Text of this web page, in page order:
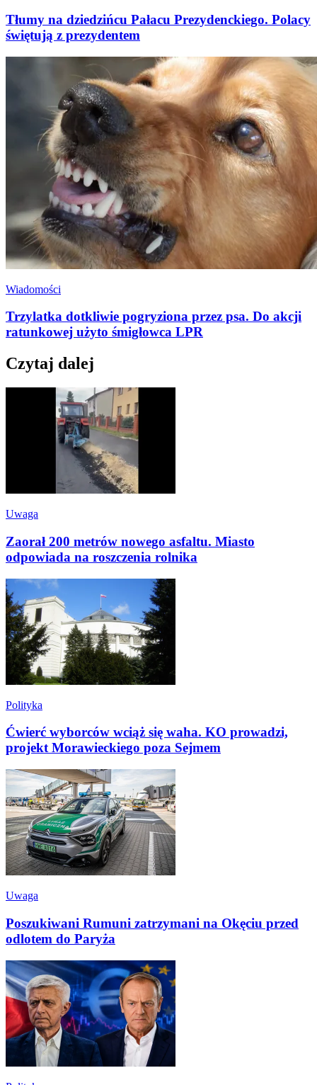
Tłumy na dziedzińcu Pałacu Prezydenckiego. Polacy
świętują z prezydentem
Wiadomości
Trzylatka dotkliwie pogryziona przez psa. Do akcji
ratunkowej użyto śmigłowca LPR
Czytaj dalej
Uwaga
Zaorał 200 metrów nowego asfaltu. Miasto
odpowiada na roszczenia rolnika
Polityka
Ćwierć wyborców wciąż się waha. KO prowadzi,
projekt Morawieckiego poza Sejmem
Uwaga
Poszukiwani Rumuni zatrzymani na Okęciu przed
odlotem do Paryża